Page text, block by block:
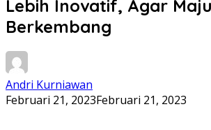
Lebih Inovatif, Agar
Berkembang
Andri Kurniawan
Februari 21, 2023Februari 21, 2023